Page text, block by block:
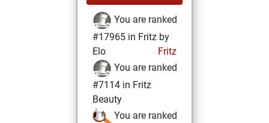
You are ranked
#17965 in Fritz by
Elo
Fritz
You are ranked
#7114 in Fritz
Beauty
You are ranked